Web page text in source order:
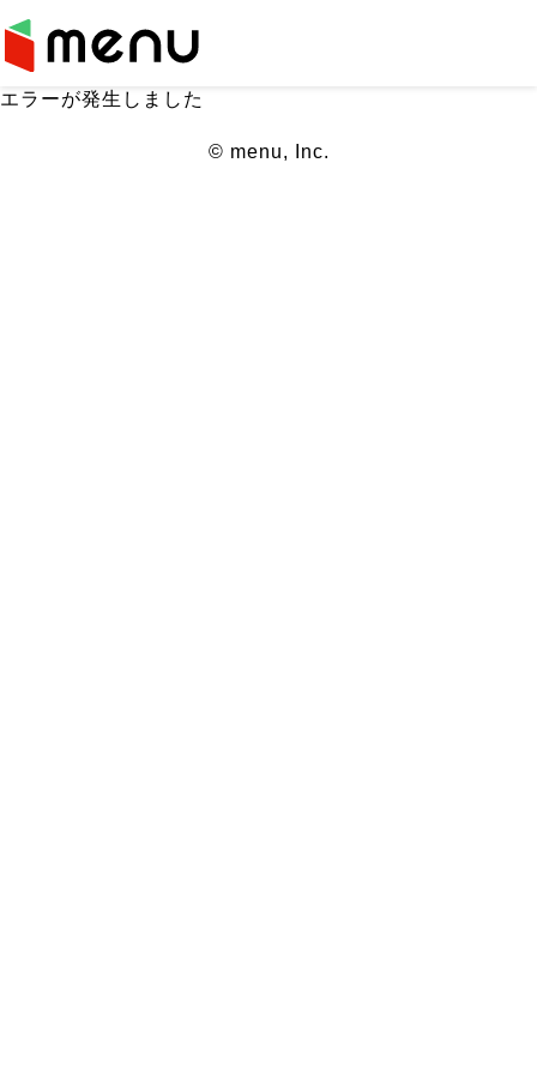
エラーが発生しました
© menu, Inc.